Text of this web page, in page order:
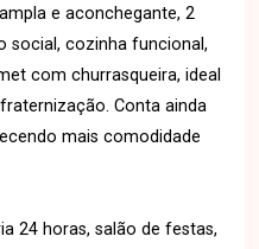
e aconchegante, 2
social, cozinha funcional,
com churrasqueira, ideal
Conta ainda
mais comodidade
24 horas, salão de festas,